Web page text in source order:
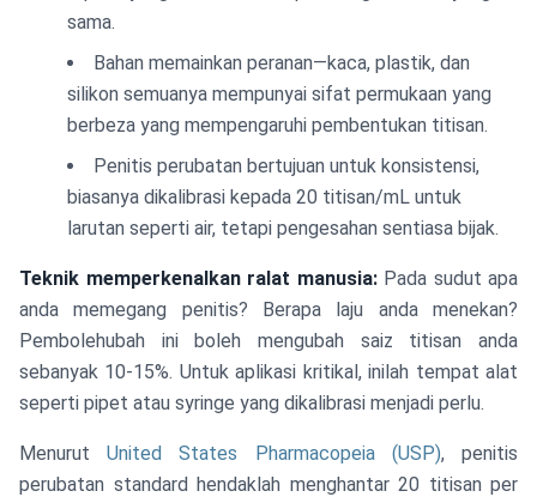
sama.
Bahan memainkan peranan—kaca, plastik, dan
silikon semuanya mempunyai sifat permukaan yang
berbeza yang mempengaruhi pembentukan titisan.
Penitis perubatan bertujuan untuk konsistensi,
biasanya dikalibrasi kepada 20 titisan/mL untuk
larutan seperti air, tetapi pengesahan sentiasa bijak.
Teknik memperkenalkan ralat manusia:Pada sudut apa
anda memegang penitis? Berapa laju anda menekan?
Pembolehubah ini boleh mengubah saiz titisan anda
sebanyak 10-15%. Untuk aplikasi kritikal, inilah tempat alat
seperti pipet atau syringe yang dikalibrasi menjadi perlu.
MenurutUnited States Pharmacopeia (USP), penitis
perubatan standard hendaklah menghantar 20 titisan per